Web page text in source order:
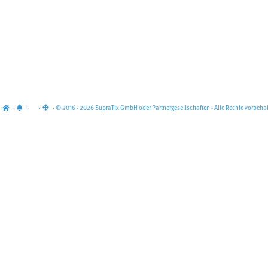
· · · · © 2016 - 2026 SupraTix GmbH oder Partnergesellschaften - Alle Rechte